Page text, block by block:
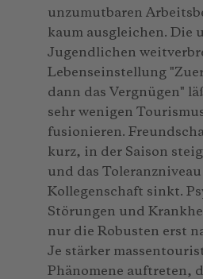
unzumutbaren
kaum ausgleichen. Die
Jugendlichen
Lebenseinstellung
dann das Vergnügen"
sehr wenigen
fusionieren.
kurz, in der Saison
und das
Kollegenschaft sinkt.
Störungen und
nur die Robusten erst
Je stärker
Phänomene auftreten,